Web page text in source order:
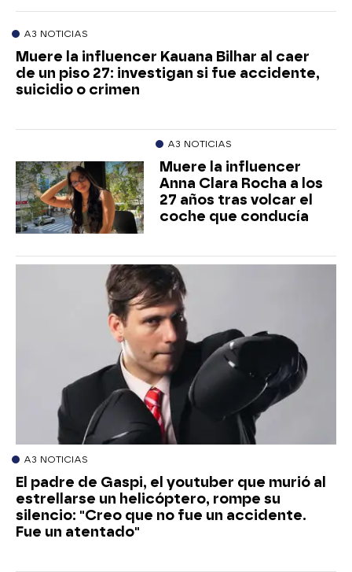
A3 NOTICIAS
Muere la influencer Kauana Bilhar al caer
de un piso 27: investigan si fue accidente,
suicidio o crimen
A3 NOTICIAS
Muere la influencer
Anna Clara Rocha a los
27 años tras volcar el
coche que conducía
A3 NOTICIAS
El padre de Gaspi, el youtuber que murió al
estrellarse un helicóptero, rompe su
silencio: "Creo que no fue un accidente.
Fue un atentado"